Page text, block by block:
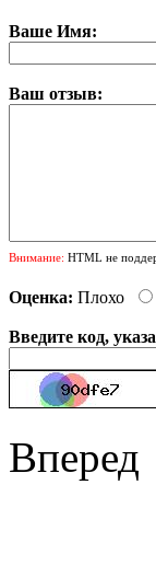
Ваше Имя:
Ваш отзыв:
Внимание: HTML не
Оценка: Плохо
Введите код,
Вперед